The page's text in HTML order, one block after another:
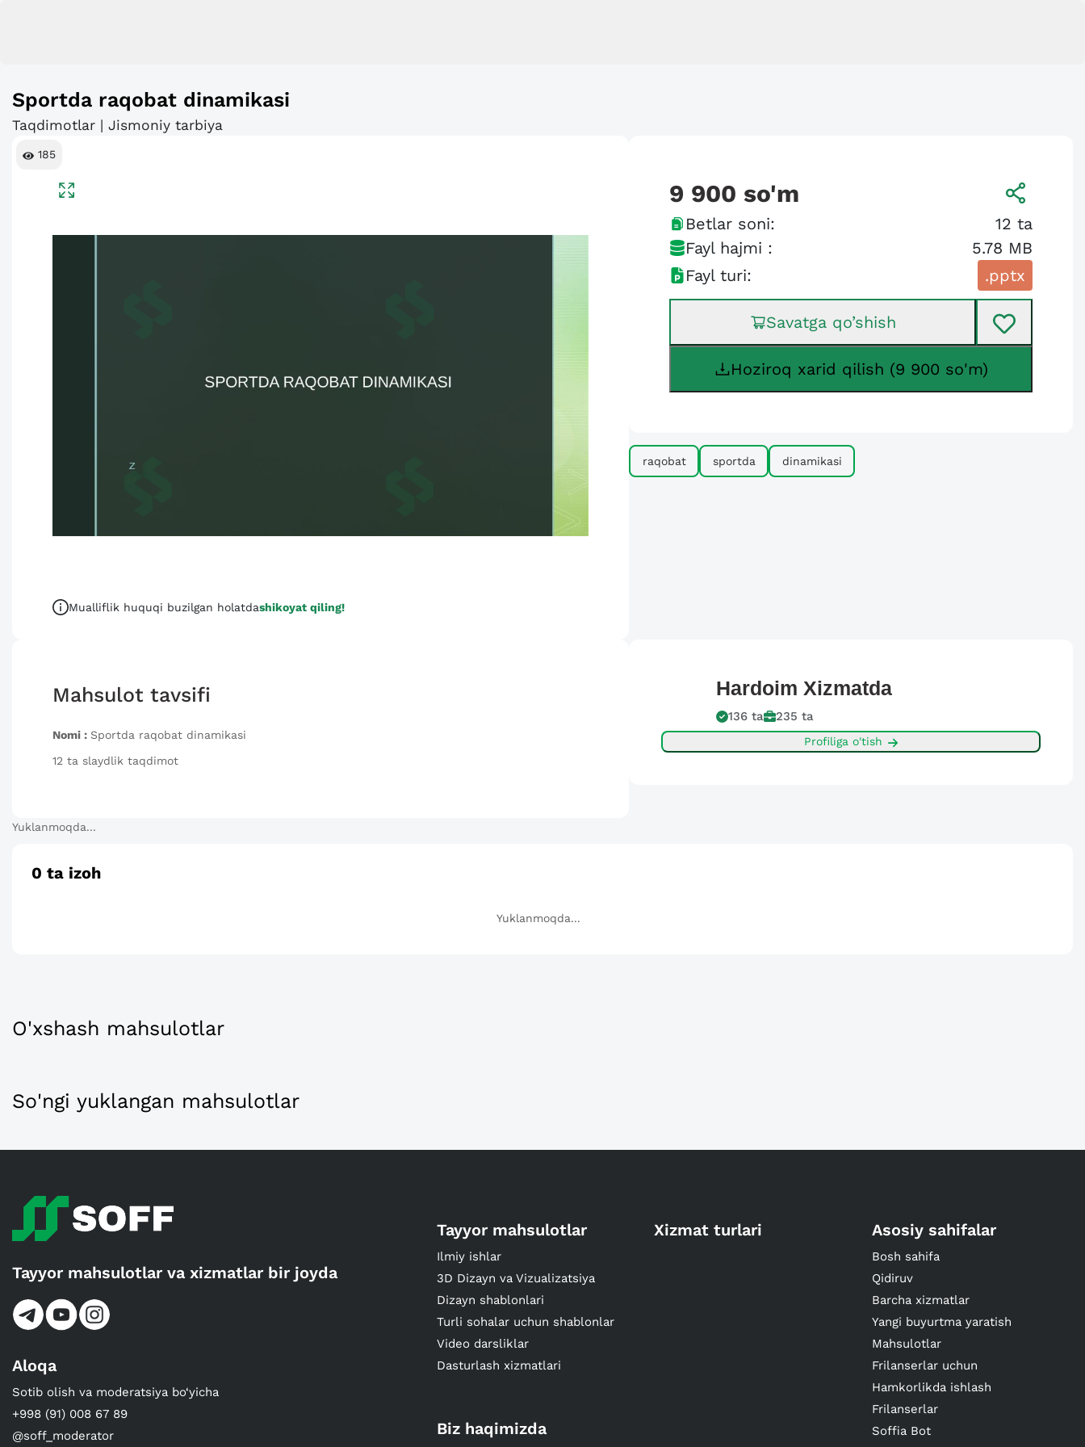
Sportda raqobat dinamikasi
Taqdimotlar | Jismoniy tarbiya
185
Mualliflik huquqi buzilgan holatdashikoyat qiling!
9 900 so'm
Betlar soni: 12 ta
Fayl hajmi :
5.78 MB
Fayl turi:
.pptx
Savatga qo’shish
Hoziroq xarid qilish (9 900 so'm)
raqobat sportda dinamikasi
Mahsulot tavsifi
Nomi : Sportda raqobat dinamikasi
12 ta slaydlik taqdimot
Hardoim Xizmatda
136 ta 235 ta
Profiliga o'tish
Yuklanmoqda...
0 ta izoh
Yuklanmoqda...
O'xshash mahsulotlar
So'ngi yuklangan mahsulotlar
Tayyor mahsulotlar va xizmatlar bir joyda
Aloqa
Sotib olish va moderatsiya bo‘yicha
+998 (91) 008 67 89
@soff_moderator
Tayyor mahsulotlar
Ilmiy ishlar
3D Dizayn va Vizualizatsiya
Dizayn shablonlari
Turli sohalar uchun shablonlar
Video darsliklar
Dasturlash xizmatlari
Xizmat turlari Asosiy sahifalar
Bosh sahifa
Qidiruv
Barcha xizmatlar
Yangi buyurtma yaratish
Mahsulotlar
Frilanserlar uchun
Hamkorlikda ishlash
Frilanserlar
Soffia Bot
Biz haqimizda